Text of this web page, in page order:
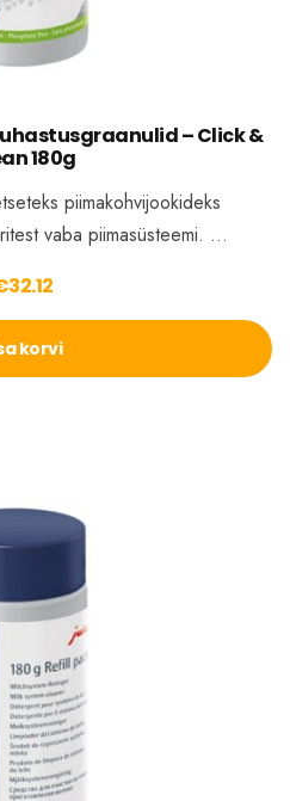
– Click &
180g
piimakohvijookideks
vaba piimasüsteemi. …
32.12
korvi